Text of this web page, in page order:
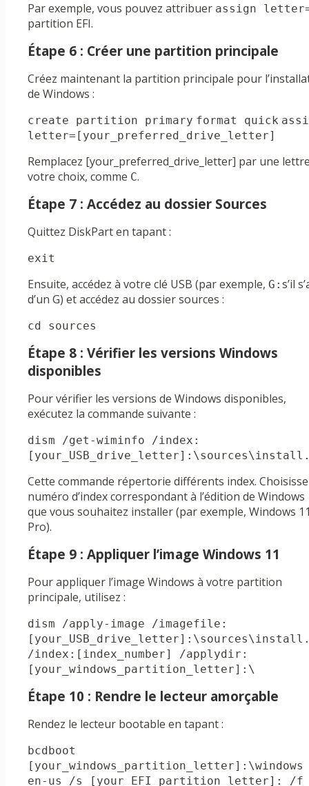
Par exemple, vous pouvez attribuer assign
partition EFI.
Étape 6 : Créer une partition principale
Créez maintenant la partition principale pour
de Windows :
create partition primary format quick
letter=[your_preferred_drive_letter]
Remplacez [your_preferred_drive_letter] par une
votre choix, comme C.
Étape 7 : Accédez au dossier Sources
Quittez DiskPart en tapant :
exit
Ensuite, accédez à votre clé USB (par exemple, G: s’il
d’un G) et accédez au dossier sources :
cd sources
Étape 8 : Vérifier les versions Windows
disponibles
Pour vérifier les versions de Windows disponibles,
exécutez la commande suivante :
dism /get-wiminfo /index:
Cette commande répertorie différents index.
numéro d’index correspondant à l’édition de Windows
que vous souhaitez installer (par exemple, Windows
Pro).
Étape 9 : Appliquer l’image Windows 11
Pour appliquer l’image Windows à votre partition
principale, utilisez :
dism /apply-image /imagefile:
/index:[index_number] /applydir:
[your_windows_partition_letter]:\
Étape 10 : Rendre le lecteur amorçable
Rendez le lecteur bootable en tapant :
bcdboot
en-us /s [your_EFI_partition_letter]: /f